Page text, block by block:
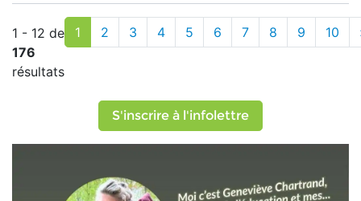
1 - 12 de
176
résultats
1 2 3 4 5 6 7 8 9 10
S'inscrire à l'infolettre